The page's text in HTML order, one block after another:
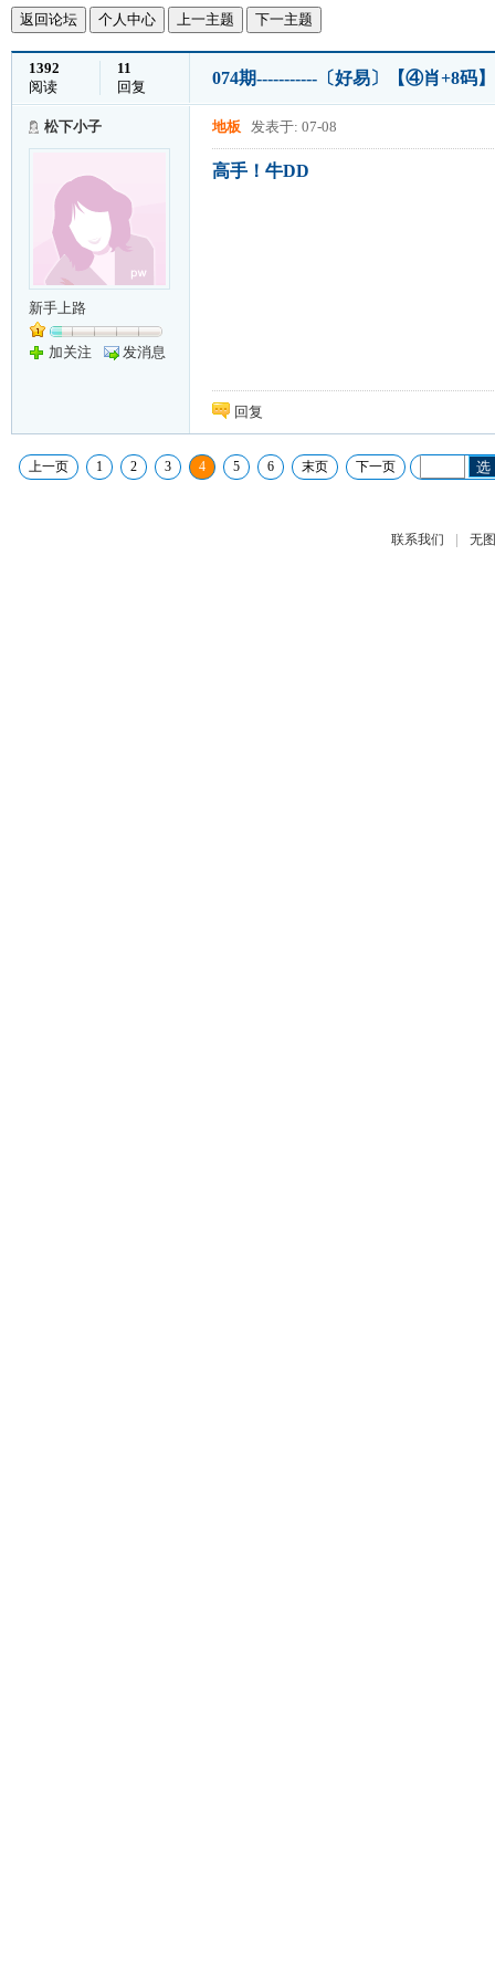
返回论坛 个人中心 上一主题 下一主题
1392
阅读
11
回复
074期-----------〔好易〕【④肖+8码
松下小子
新手上路
加关注 发消息
地板 发表于: 07-08
高手！牛DD
回复
上一页 1 2 3 4 5 6 末页 下一页 选
联系我们 | 无